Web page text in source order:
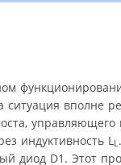
ситуация вполне
управляющего
индуктивность L L
диод D1. Этот